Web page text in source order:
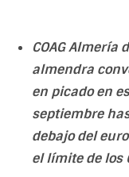
COAG Almería
almendra
en picado en
septiembre
debajo del
el límite de los